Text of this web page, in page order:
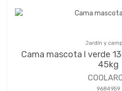
Jardín y
Cama mascota l verde
45kg
9684959